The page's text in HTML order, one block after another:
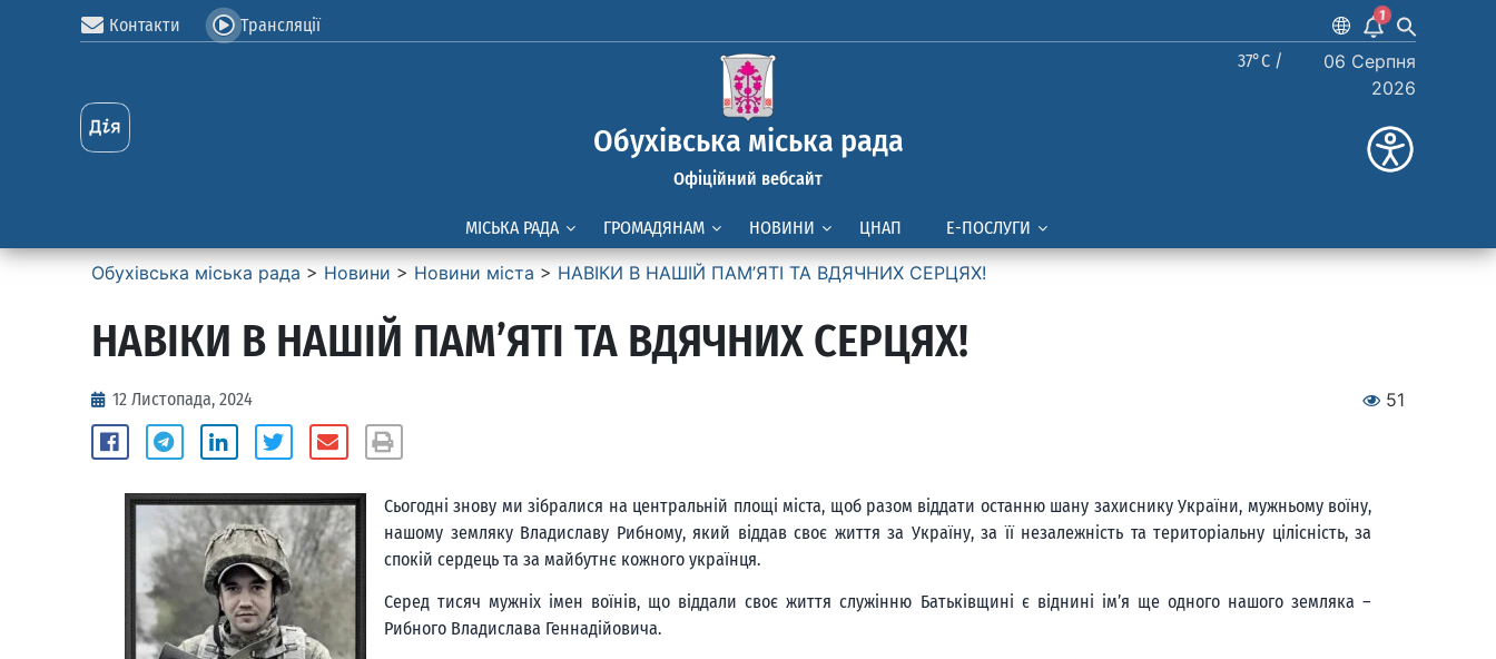
Контакти Трансляції
1
Обухівська міська рада
Офіційний вебсайт
37°C /
06 Серпня
2026
МІСЬКА РАДА ГРОМАДЯНАМ НОВИНИ ЦНАП Е-ПОСЛУГИ
Обухівська міська рада > Новини > Новини міста > НАВІКИ В НАШІЙ ПАМ’ЯТІ ТА ВДЯЧНИХ СЕРЦЯХ!
НАВІКИ В НАШІЙ ПАМ’ЯТІ ТА ВДЯЧНИХ СЕРЦЯХ!
12 Листопада, 2024 51
Сьогодні знову ми зібралися на центральній площі міста, щоб разом віддати останню шану захиснику України, мужньому воїну,
нашому земляку Владиславу Рибному, який віддав своє життя за Україну, за її незалежність та територіальну цілісність, за
спокій сердець та за майбутнє кожного українця.
Серед тисяч мужніх імен воїнів, що віддали своє життя служінню Батьківщині є віднині ім’я ще одного нашого земляка –
Рибного Владислава Геннадійовича.